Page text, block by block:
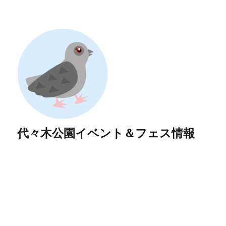
代々木公園イベント＆フェス情報